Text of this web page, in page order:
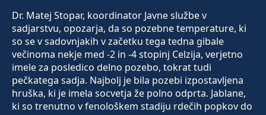
Dr. Matej Stopar, koordinator Javne službe v
sadjarstvu, opozarja, da so pozebne temperature, ki
so se v sadovnjakih v začetku tega tedna gibale
večinoma nekje med -2 in -4 stopinj Celzija, verjetno
imele za posledico delno pozebo, tokrat tudi
pečkatega sadja. Najbolj je bila pozebi izpostavljena
hruška, ki je imela socvetja že polno odprta. Jablane,
ki so trenutno v fenološkem stadiju rdečih popkov do